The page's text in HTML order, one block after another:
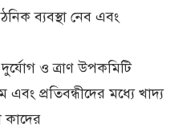
ব্যবস্থা নেব এবং
ও ত্রাণ উপকমিটি
প্রতিবন্ধীদের মধ্যে খাদ্য
কাদের